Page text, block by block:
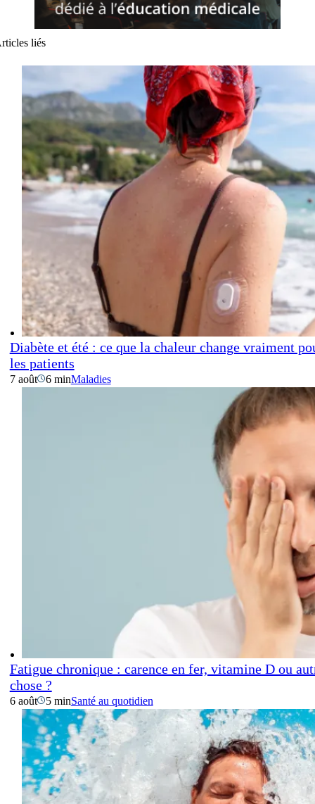
liés
Diabète et été : ce que la chaleur change vraiment
les patients
7 août 6 minMaladies
Fatigue chronique : carence en fer, vitamine D ou
chose ?
6 août 5 minSanté au quotidien